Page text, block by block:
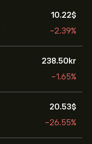
10.22‎$‎
-2.39%
238.50‎kr‎
-1.65%
20.53‎$‎
-26.55%